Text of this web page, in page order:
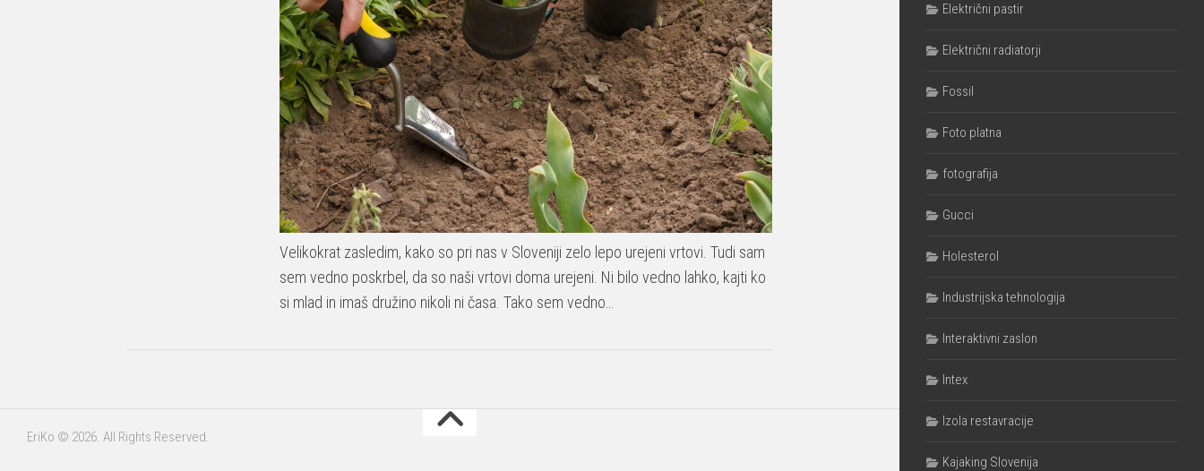
Velikokrat zasledim, kako so pri nas v Sloveniji zelo lepo urejeni vrtovi. Tudi sam
sem vedno poskrbel, da so naši vrtovi doma urejeni. Ni bilo vedno lahko, kajti ko
si mlad in imaš družino nikoli ni časa. Tako sem vedno…
EriKo © 2026. All Rights Reserved.
Električni pastir
Električni radiatorji
Fossil
Foto platna
fotografija
Gucci
Holesterol
Industrijska tehnologija
Interaktivni zaslon
Intex
Izola restavracije
Kajaking Slovenija